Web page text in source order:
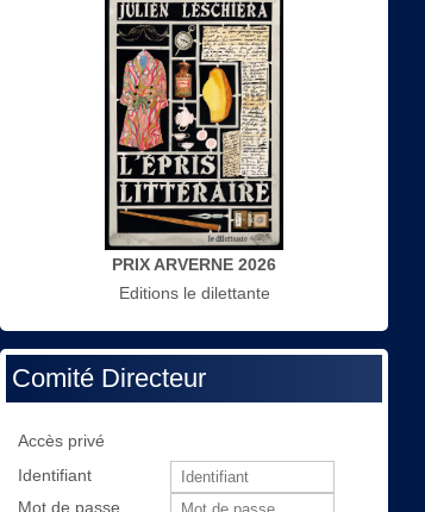
PRIX ARVERNE 2026
Editions le dilettante
Comité Directeur
Accès privé
Identifiant
Mot de passe